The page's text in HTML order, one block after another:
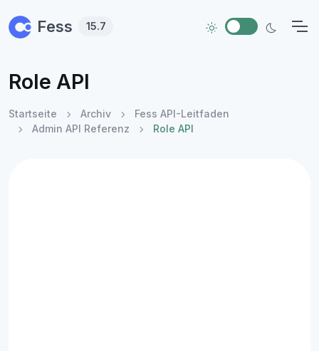
Fess 15.7
Role API
Startseite Archiv
Fess API-Leitfaden
Admin API Referenz
Role API